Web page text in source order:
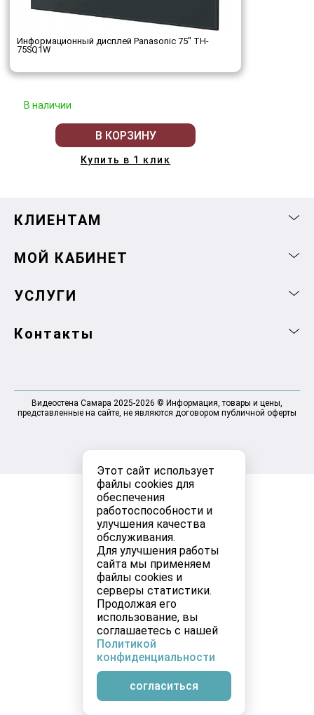
Этот сайт использует
файлы cookies для
обеспечения
работоспособности и
улучшения качества
обслуживания.
Для улучшения работы
сайта мы применяем
файлы cookies и
серверы статистики.
Продолжая его
использование, вы
соглашаетесь с нашей
Политикой
конфиденциальности
согласиться
Информационный дисплей Panasonic 75" TH-
75SQ1W
В наличии
В КОРЗИНУ
Купить в 1 клик
КЛИЕНТАМ
МОЙ КАБИНЕТ
УСЛУГИ
Контакты
Видеостена Самара 2025-2026 © Информация, товары и цены,
представленные на сайте, не являются договором публичной оферты